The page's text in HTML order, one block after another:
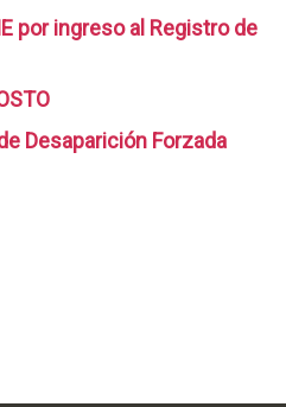
por ingreso al Registro de
Desaparición Forzada